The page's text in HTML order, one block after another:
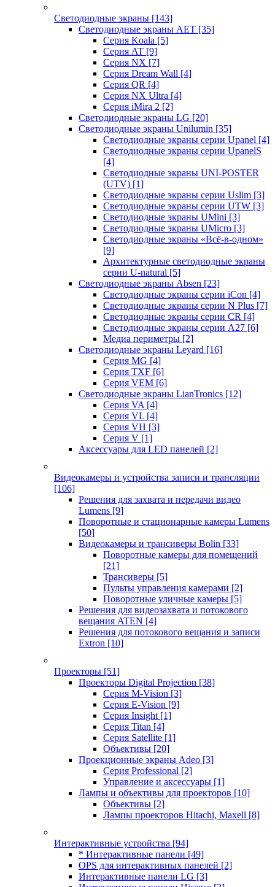
Светодиодные экраны [143]
Светодиодные экраны AET [35]
Cерия Koala [5]
Серия AT [9]
Серия NX [7]
Серия Dream Wall [4]
Серия QR [4]
Серия NX Ultra [4]
Серия iMira 2 [2]
Светодиодные экраны LG [20]
Светодиодные экраны Unilumin [35]
Светодиодные экраны серии Upanel [4]
Светодиодные экраны серии UpanelS
[4]
Светодиодные экраны UNI-POSTER
(UTV) [1]
Светодиодные экраны серии Uslim [3]
Светодиодные экраны серии UTW [3]
Светодиодные экраны UMini [3]
Светодиодные экраны UMicro [3]
Светодиодные экраны «Всё-в-одном»
[9]
Архитектурные светодиодные экраны
серии U-natural [5]
Светодиодные экраны Absen [23]
Светодиодные экраны серии iCon [4]
Светодиодные экраны серии N Plus [7]
Светодиодные экраны серии CR [4]
Светодиодные экраны серии А27 [6]
Медиа периметры [2]
Светодиодные экраны Leyard [16]
Серия MG [4]
Серия TXF [6]
Серия VEM [6]
Светодиодные экраны LianTronics [12]
Серия VA [4]
Серия VL [4]
Серия VH [3]
Серия V [1]
Аксессуары для LED панелей [2]
Видеокамеры и устройства записи и трансляции
[106]
Решения для захвата и передачи видео
Lumens [9]
Поворотные и стационарные камеры Lumens
[50]
Видеокамеры и трансиверы Bolin [33]
Поворотные камеры для помещений
[21]
Трансиверы [5]
Пульты управления камерами [2]
Поворотные уличные камеры [5]
Решения для видеозахвата и потокового
вещания ATEN [4]
Решения для потокового вещания и записи
Extron [10]
Проекторы [51]
Проекторы Digital Projection [38]
Серия M-Vision [3]
Серия E-Vision [9]
Серия Insight [1]
Серия Titan [4]
Серия Satellite [1]
Объективы [20]
Проекционные экраны Adeo [3]
Серия Professional [2]
Управление и аксессуары [1]
Лампы и объективы для проекторов [10]
Объективы [2]
Лампы проекторов Hitachi, Maxell [8]
Интерактивные устройства [94]
* Интерактивные панели [49]
OPS для интерактивных панелей [2]
Интерактивные панели LG [3]